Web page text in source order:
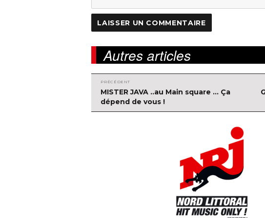
Autres articles
Navigation
de
PRÉCÉDENT
Article
précédent :
MISTER JAVA ..au Main square … Ça
dépend de vous !